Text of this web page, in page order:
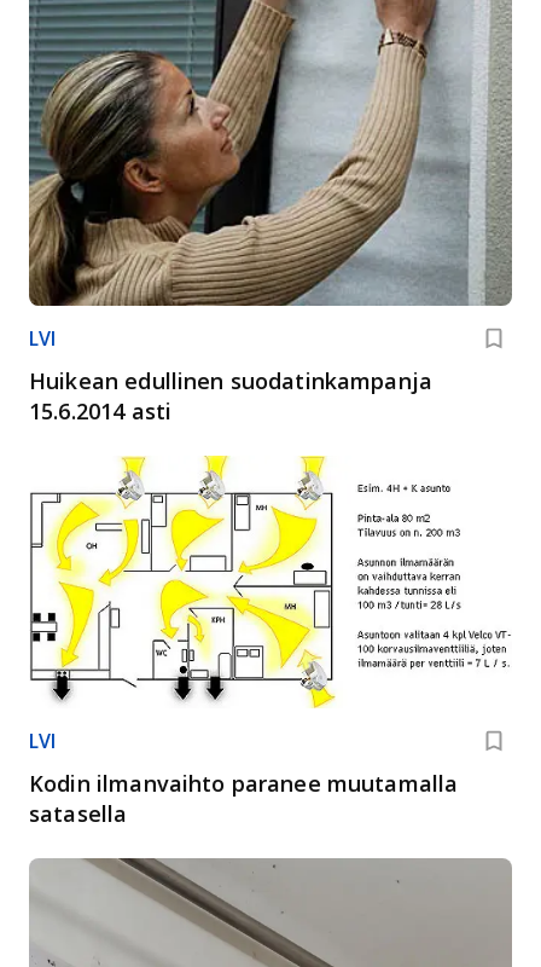
LVI
Huikean edullinen suodatinkampanja
15.6.2014 asti
LVI
Kodin ilmanvaihto paranee muutamalla
satasella